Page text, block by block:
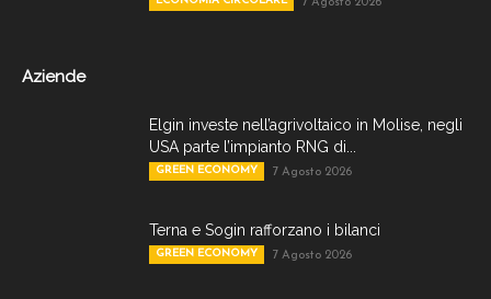
7 Agosto 2026
Aziende
Elgin investe nell’agrivoltaico in Molise, negli
USA parte l’impianto RNG di...
GREEN ECONOMY 7 Agosto 2026
Terna e Sogin rafforzano i bilanci
GREEN ECONOMY 7 Agosto 2026